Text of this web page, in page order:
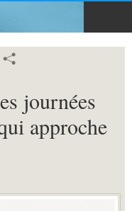
journées
approche